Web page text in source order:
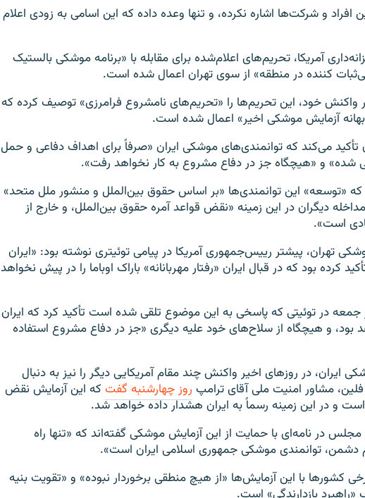
افراد و شرکت‌ها اشاره نکرده، و تنها وعده داده که این اسامی به زودی اعلام
آمریکا، تحریم‌های اعلام‌شده برای مقابله با «برنامه موشکی بالستیک
کننده در منطقه» از سوی تهران اعمال شده است.
واکنش خود، این تحریم‌ها را «تحریم‌های نامشروع فرامرزی» توصیف کرده که
بهانه آزمایش موشکی اخیر» اعمال شده است.
تأکید می‌کند که توانمندی‌های موشکی ایران «صرفاً برای اهداف دفاعی و حمل
شده» و «هیچگاه جز در دفاع مشروع به کار نخواهد رفت».
که «توسعه» این توانمندی‌ها «بر اساس حقوق بین‌الملل و منشور ملل متحد»
دیگران در این زمینه «نقض قواعد آمره حقوق بین‌الملل، و خارج از
است».
تهران، پیشتر رییس‌جمهوری آمریکا در پیامی توئیتری نوشته بود: «ایران
کرده بود که در قبال ایران «رفتار مهربانانه» باراک اوباما را در پیش نخواهد
جمعه در توئیتی که پاسخی به این موضوع تلقی شده است تأکید کرد که ایران
بود، و هیچگاه از سلاح‌های خود علیه دیگری «جز در دفاع مشروع استفاده
ایران، در روزهای اخیر واکنش چند مقام آمریکایی دیگر را نیز به دنبال
مشاور امنیت ملی آقای ترامپ روز چهارشنبه گفت که این آزمایش نقض
و در این زمینه رسماً به ایران هشدار داده خواهد شد.
۲۲۰ نماینده مجلس در نامه‌ای با حمایت از این آزمایش موشکی گفته‌اند که «تنها راه
دشمن، توانمندی موشکی جمهوری اسلامی ایران است».
کشورها با این آزمایش‌ها «از هیچ منطقی برخوردار نبوده» و «تقویت بنیه